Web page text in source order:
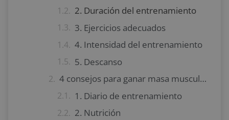
2. Duración del entrenamiento
3. Ejercicios adecuados
4. Intensidad del entrenamiento
5. Descanso
4 consejos para ganar masa muscular
1. Diario de entrenamiento
2. Nutrición